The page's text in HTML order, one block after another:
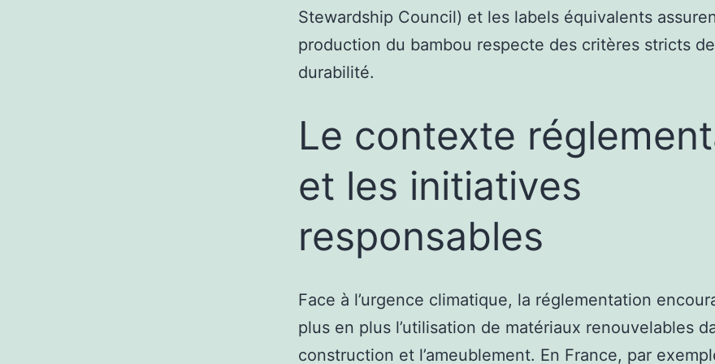
Stewardship Council) et les labels équivalents
production du bambou respecte des critères stricts de
durabilité.
Le contexte
et les initiatives
responsables
Face à l’urgence climatique, la réglementation
plus en plus l’utilisation de matériaux renouvelables
construction et l’ameublement. En France, par